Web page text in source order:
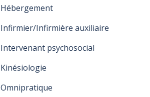
Hébergement
Infirmier/Infirmière auxiliaire
Intervenant psychosocial
Kinésiologie
Omnipratique